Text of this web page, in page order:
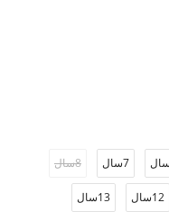
7سال 8سال
12سال 13سال